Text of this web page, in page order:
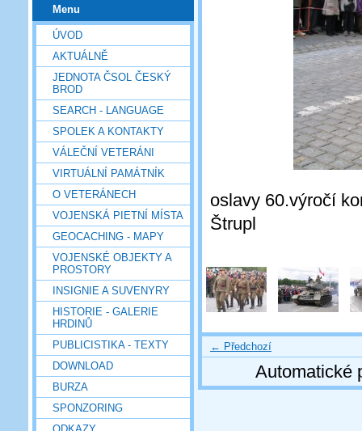
Menu
ÚVOD
AKTUÁLNĚ
JEDNOTA ČSOL ČESKÝ
BROD
SEARCH - LANGUAGE
SPOLEK A KONTAKTY
VÁLEČNÍ VETERÁNI
VIRTUÁLNÍ PAMÁTNÍK
O VETERÁNECH
VOJENSKÁ PIETNÍ MÍSTA
GEOCACHING - MAPY
VOJENSKÉ OBJEKTY A
PROSTORY
INSIGNIE A SUVENYRY
HISTORIE - GALERIE
HRDINŮ
PUBLICISTIKA - TEXTY
DOWNLOAD
BURZA
SPONZORING
oslavy 60.výročí
Štrupl
← Předchozí
Automatické